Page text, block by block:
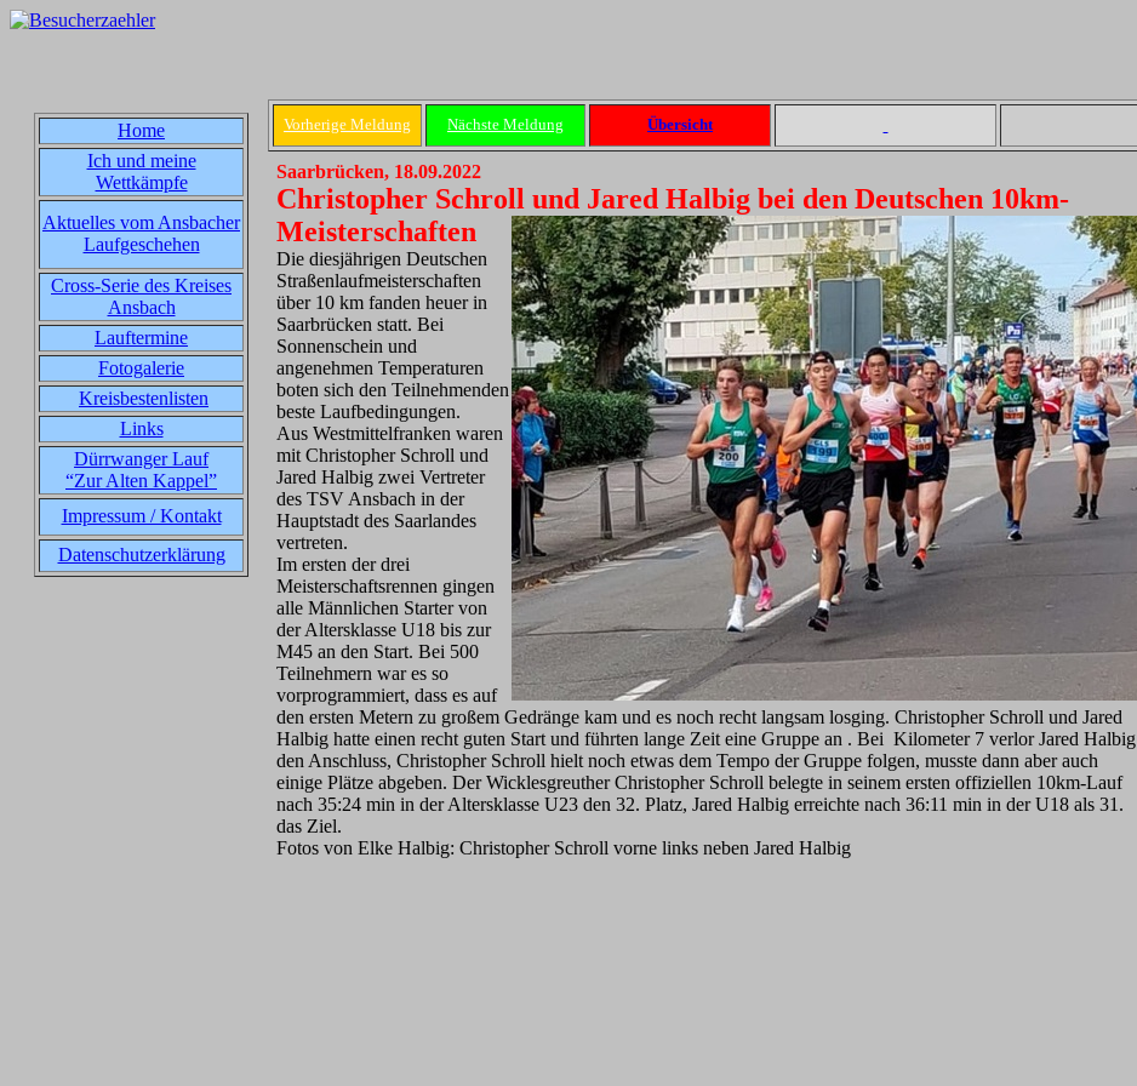
Home
Ich und meine
Wettkämpfe
Aktuelles vom Ansbacher
Laufgeschehen
Cross-Serie des Kreises
Ansbach
Lauftermine
Fotogalerie
Kreisbestenlisten
Links
Dürrwanger Lauf
“Zur Alten Kappel”
Impressum / Kontakt
Datenschutzerklärung
Vorherige Meldung Nächste Meldung Übersicht
Saarbrücken, 18.09.2022
Christopher Schroll und Jared Halbig bei den Deutschen 10km-
Meisterschaften
Die diesjährigen Deutschen
Straßenlaufmeisterschaften
über 10 km fanden heuer in
Saarbrücken statt. Bei
Sonnenschein und
angenehmen Temperaturen
boten sich den Teilnehmenden
beste Laufbedingungen.
Aus Westmittelfranken waren
mit Christopher Schroll und
Jared Halbig zwei Vertreter
des TSV Ansbach in der
Hauptstadt des Saarlandes
vertreten.
Im ersten der drei
Meisterschaftsrennen gingen
alle Männlichen Starter von
der Altersklasse U18 bis zur
M45 an den Start. Bei 500
Teilnehmern war es so
vorprogrammiert, dass es auf
den ersten Metern zu großem Gedränge kam und es noch recht langsam losging. Christopher Schroll und Jared
Halbig hatte einen recht guten Start und führten lange Zeit eine Gruppe an . Bei Kilometer 7 verlor Jared Halbig
den Anschluss, Christopher Schroll hielt noch etwas dem Tempo der Gruppe folgen, musste dann aber auch
einige Plätze abgeben. Der Wicklesgreuther Christopher Schroll belegte in seinem ersten offiziellen 10km-Lauf
nach 35:24 min in der Altersklasse U23 den 32. Platz, Jared Halbig erreichte nach 36:11 min in der U18 als 31.
das Ziel.
Fotos von Elke Halbig: Christopher Schroll vorne links neben Jared Halbig